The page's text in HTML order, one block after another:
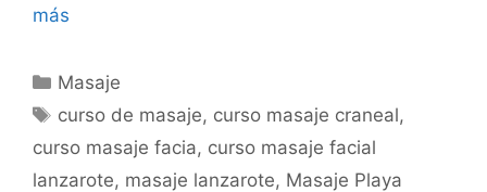
más
Categorías
Masaje
Etiquetas
curso de masaje, curso masaje craneal,
curso masaje facia, curso masaje facial
lanzarote, masaje lanzarote, Masaje Playa